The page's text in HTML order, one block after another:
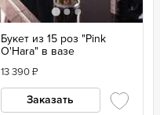
Букет из 15 роз "Pink
O'Hara" в вазе
13 390₽
Заказать